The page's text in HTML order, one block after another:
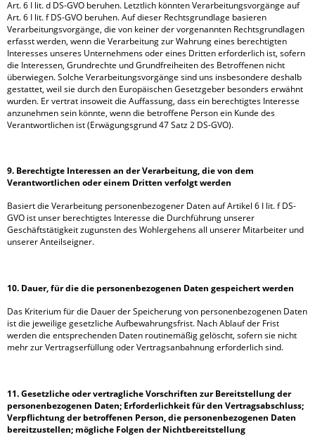
Art. 6 I lit. d DS-GVO beruhen. Letztlich könnten Verarbeitungsvorgänge auf
Art. 6 I lit. f DS-GVO beruhen. Auf dieser Rechtsgrundlage basieren
Verarbeitungsvorgänge, die von keiner der vorgenannten Rechtsgrundlagen
erfasst werden, wenn die Verarbeitung zur Wahrung eines berechtigten
Interesses unseres Unternehmens oder eines Dritten erforderlich ist, sofern
die Interessen, Grundrechte und Grundfreiheiten des Betroffenen nicht
überwiegen. Solche Verarbeitungsvorgänge sind uns insbesondere deshalb
gestattet, weil sie durch den Europäischen Gesetzgeber besonders erwähnt
wurden. Er vertrat insoweit die Auffassung, dass ein berechtigtes Interesse
anzunehmen sein könnte, wenn die betroffene Person ein Kunde des
Verantwortlichen ist (Erwägungsgrund 47 Satz 2 DS-GVO).
9. Berechtigte Interessen an der Verarbeitung, die von dem
Verantwortlichen oder einem Dritten verfolgt werden
Basiert die Verarbeitung personenbezogener Daten auf Artikel 6 I lit. f DS-
GVO ist unser berechtigtes Interesse die Durchführung unserer
Geschäftstätigkeit zugunsten des Wohlergehens all unserer Mitarbeiter und
unserer Anteilseigner.
10. Dauer, für die die personenbezogenen Daten gespeichert werden
Das Kriterium für die Dauer der Speicherung von personenbezogenen Daten
ist die jeweilige gesetzliche Aufbewahrungsfrist. Nach Ablauf der Frist
werden die entsprechenden Daten routinemäßig gelöscht, sofern sie nicht
mehr zur Vertragserfüllung oder Vertragsanbahnung erforderlich sind.
11. Gesetzliche oder vertragliche Vorschriften zur Bereitstellung der
personenbezogenen Daten; Erforderlichkeit für den Vertragsabschluss;
Verpflichtung der betroffenen Person, die personenbezogenen Daten
bereitzustellen; mögliche Folgen der Nichtbereitstellung